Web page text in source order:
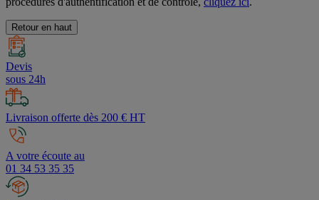
Retour en haut
Devis
sous 24h
Livraison offerte dès 200 € HT
A votre écoute au
01 34 53 35 35